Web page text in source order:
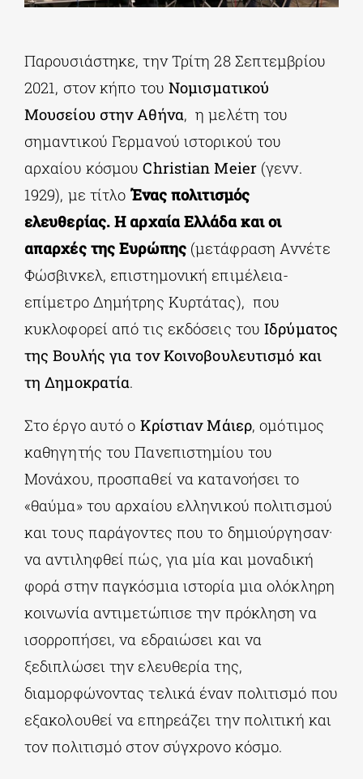
Παρουσιάστηκε, την Τρίτη 28 Σεπτεμβρίου
2021, στον κήπο του Νομισματικού
Μουσείου στην Αθήνα, η μελέτη του
σημαντικού Γερμανού ιστορικού του
αρχαίου κόσμουChristian Meier(γενν.
1929), με τίτλο Ένας πολιτισμός
ελευθερίας. Η αρχαία Ελλάδα και οι
απαρχές της Ευρώπης(μετάφραση Αννέτε
Φώσβινκελ, επιστημονική επιμέλεια-
επίμετρο Δημήτρης Κυρτάτας), που
κυκλοφορεί από τις εκδόσεις τουΙδρύματος
της Βουλής για τον Κοινοβουλευτισμό και
τη Δημοκρατία.
Στο έργο αυτό ο Κρίστιαν Μάιερ, ομότιμος
καθηγητής του Πανεπιστημίου του
Μονάχου, προσπαθεί να κατανοήσει το
«θαύμα» του αρχαίου ελληνικού πολιτισμού
και τους παράγοντες που το δημιούργησαν·
να αντιληφθεί πώς, για μία και μοναδική
φορά στην παγκόσμια ιστορία μια ολόκληρη
κοινωνία αντιμετώπισε την πρόκληση να
ισορροπήσει, να εδραιώσει και να
ξεδιπλώσει την ελευθερία της,
διαμορφώνοντας τελικά έναν πολιτισμό που
εξακολουθεί να επηρεάζει την πολιτική και
τον πολιτισμό στον σύγχρονο κόσμο.